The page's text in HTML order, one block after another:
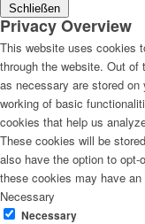
Schließen
Privacy Overview
This website uses cookies
through the website. Out
as necessary are stored
working of basic
cookies that help us
These cookies will be
also have the option to
these cookies may have
Necessary
Necessary